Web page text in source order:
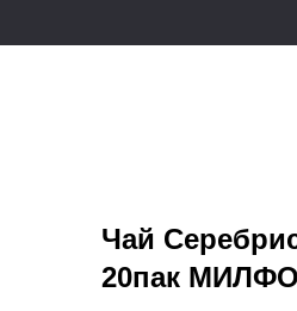
Чай
20пак